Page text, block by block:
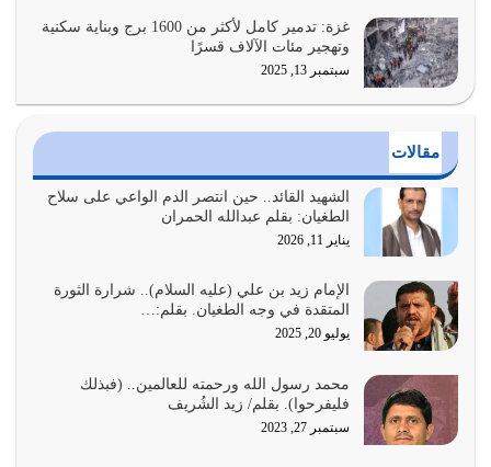
يوليو 27, 2026
عندما يكون عدوك هو عدو الله معناه أن تكون نقاط الضعف
أراد الله لهذه الأمة ان تكون خير امة أخرجت للناس بالنهوض
بالأمر بالمعروف والنهي عن…
يوليو 25, 2026
واجتهاداتنا لأننا سنختلف ونتفرق
يوليو 24, 2026
أمة عاجزة عن النهوض…
يوليو 23, 2026
غزة: تدمير كامل لأكثر من 1600 برج وبناية سكنية
وتهجير مئات الآلاف قسرًا
سبتمبر 13, 2025
مقالات
الشهيد القائد.. حين انتصر الدم الواعي على سلاح
الطغيان: بقلم عبدالله الحمران
يناير 11, 2026
الإمام زيد بن علي (عليه السلام).. شرارة الثورة
المتقدة في وجه الطغيان. بقلم:…
يوليو 20, 2025
محمد رسول الله ورحمته للعالمين.. (فبذلك
فليفرحوا). بقلم/ زيد الشُريف
سبتمبر 27, 2023